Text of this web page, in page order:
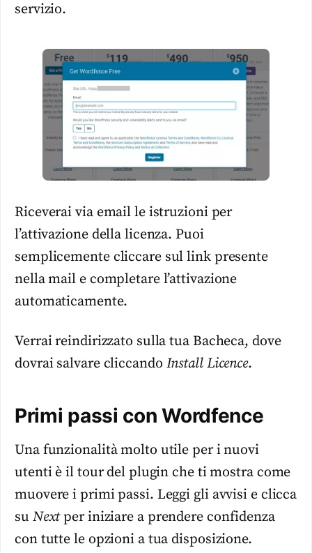
servizio.
Riceverai via email le istruzioni per
l’attivazione della licenza. Puoi
semplicemente cliccare sul link presente
nella mail e completare l’attivazione
automaticamente.
Verrai reindirizzato sulla tua Bacheca, dove
dovrai salvare cliccando Install Licence.
Primi passi con Wordfence
Una funzionalità molto utile per i nuovi
utenti è il tour del plugin che ti mostra come
muovere i primi passi. Leggi gli avvisi e clicca
su Nextper iniziare a prendere confidenza
con tutte le opzioni a tua disposizione.